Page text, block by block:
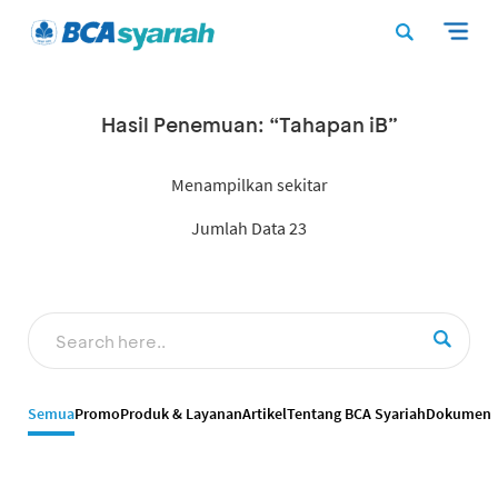
Hasil Penemuan: “Tahapan iB”
Menampilkan sekitar
Jumlah Data 23
SemuaPromoProduk & LayananArtikelTentang BCA SyariahDokumen